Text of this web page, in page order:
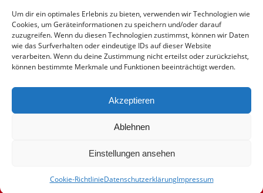
Um dir ein optimales Erlebnis zu bieten, verwenden wir Technologien wie
Cookies, um Geräteinformationen zu speichern und/oder darauf
zuzugreifen. Wenn du diesen Technologien zustimmst, können wir Daten
wie das Surfverhalten oder eindeutige IDs auf dieser Website
verarbeiten. Wenn du deine Zustimmung nicht erteilst oder zurückziehst,
können bestimmte Merkmale und Funktionen beeinträchtigt werden.
Akzeptieren
Ablehnen
Einstellungen ansehen
Cookie-RichtlinieDatenschutzerklärungImpressum
28. Juli 2026
Neuer Rückensponsor
28. Juli 2026
Neue Podcast-Folge: So tickt Björn!
Eindrücke vom Stadionfest
27. Juli 2026
© VfR Wormatia Worms